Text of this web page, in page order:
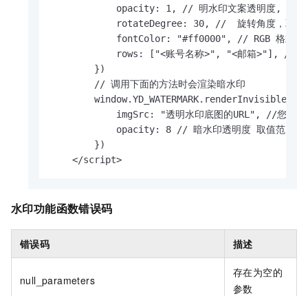
opacity: 1, // 明水印文案透明度, 取
rotateDegree: 30, //  旋转角度，取
fontColor: "#ff0000", // RGB 格式的
rows: ["<账号名称>", "<邮箱>"], //
        })
        // 调用下面的方法时会渲染暗水印
        window.YD_WATERMARK.renderInvisible({
imgSrc: "透明水印底图的URL", //您需要
opacity: 8 // 暗水印透明度 取值范围
        })
    </script>
水印功能函数错误码
错误码 描述
null_parameters
存在为空的
参数